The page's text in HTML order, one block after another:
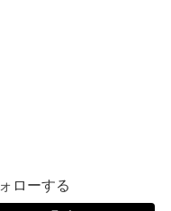
ローする